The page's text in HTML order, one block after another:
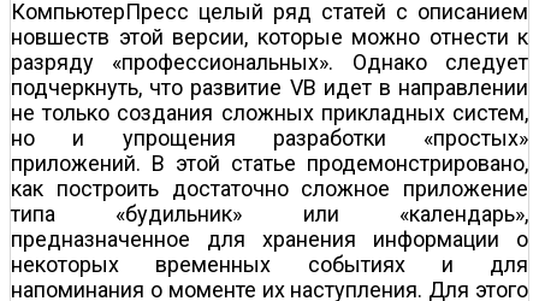
КомпьютерПресс целый ряд статей с описанием
новшеств этой версии, которые можно отнести к
разряду «профессиональных». Однако следует
подчеркнуть, что развитие VB идет в направлении
не только создания сложных прикладных систем,
но и упрощения разработки «простых»
приложений. В этой статье продемонстрировано,
как построить достаточно сложное приложение
типа «будильник» или «календарь»,
предназначенное для хранения информации о
некоторых временных событиях и для
напоминания о моменте их наступления. Для этого